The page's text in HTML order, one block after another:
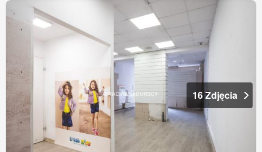
16 Zdjęcia